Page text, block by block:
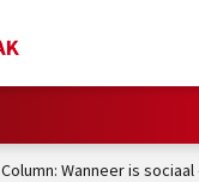
Column: Wanneer is